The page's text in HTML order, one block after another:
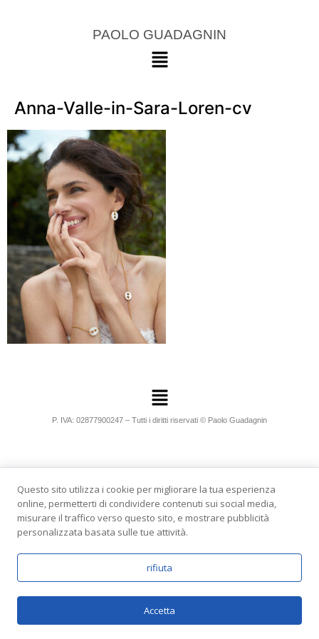
PAOLO GUADAGNIN
Anna-Valle-in-Sara-Loren-cv
P. IVA: 02877900247 – Tutti i diritti riservati © Paolo Guadagnin
Questo sito utilizza i cookie per migliorare la tua esperienza
online, permetterti di condividere contenuti sui social media,
misurare il traffico verso questo sito, e mostrare pubblicità
personalizzata basata sulle tue attività.
rifiuta
Accetta